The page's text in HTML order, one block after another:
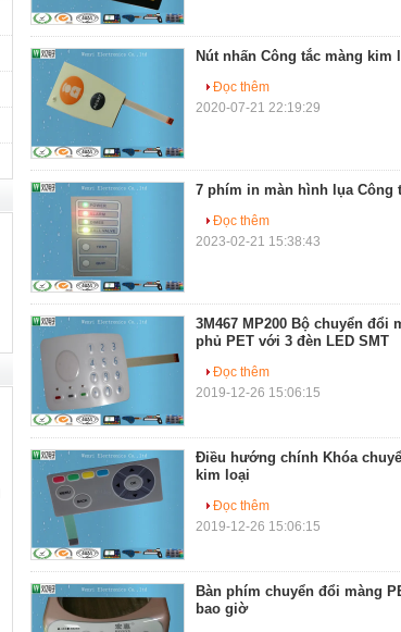
Nút nhấn Công tắc màng kim
Đọc thêm
2020-07-21 22:19:29
7 phím in màn hình lụa Công
Đọc thêm
2023-02-21 15:38:43
3M467 MP200 Bộ chuyển
phủ PET với 3 đèn LED SMT
Đọc thêm
2019-12-26 15:06:15
Điều hướng chính Khóa
kim loại
Đọc thêm
2019-12-26 15:06:15
Bàn phím chuyển đổi màng
bao giờ